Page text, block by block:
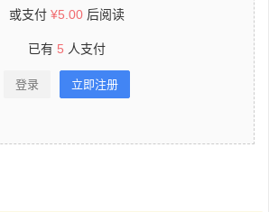
或支付 ¥5.00 后阅读
已有 5 人支付
登录 立即注册